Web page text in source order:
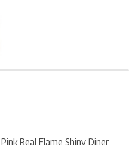
Real Flame Shiny Diner